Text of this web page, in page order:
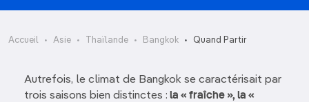
Accueil Asie Thaïlande Bangkok Quand Partir
Autrefois, le climat de Bangkok se caractérisait par
trois saisons bien distinctes : la « fraîche », la «